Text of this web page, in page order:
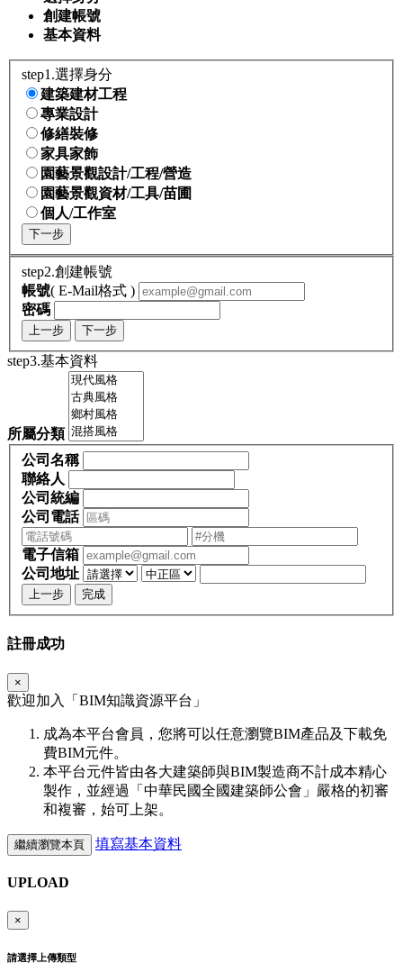
創建帳號
基本資料
step1.選擇身分
建築建材工程
專業設計
修繕裝修
家具家飾
園藝景觀設計/工程/營造
園藝景觀資材/工具/苗圃
個人/工作室
下一步
step2.創建帳號
帳號( E-Mail格式 )
密碼
上一步 下一步
step3.基本資料
所屬分類
公司名稱
聯絡人
公司統編
公司電話
電子信箱
公司地址
上一步 完成
註冊成功
×
歡迎加入「 BIM知識資源平台」
成為本平台會員，您將可以任意瀏覽BIM產品及下載免
費BIM元件。
本平台元件皆由各大建築師與BIM製造商不計成本精心
製作，並經過「中華民國全國建築師公會」嚴格的初審
和複審，始可上架。
繼續瀏覽本頁 填寫基本資料
UPLOAD
×
請選擇上傳類型